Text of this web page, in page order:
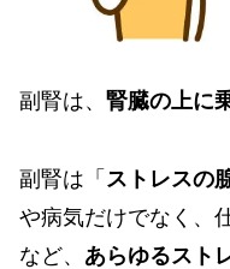
副腎は、 腎臓の上に
副腎は「 ストレスの
や病気だけでなく、
など、 あらゆるスト